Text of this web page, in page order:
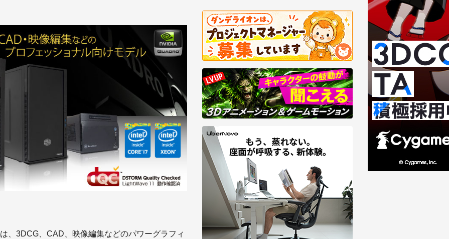
は、3DCG、CAD、映像編集などのパワーグラフィ